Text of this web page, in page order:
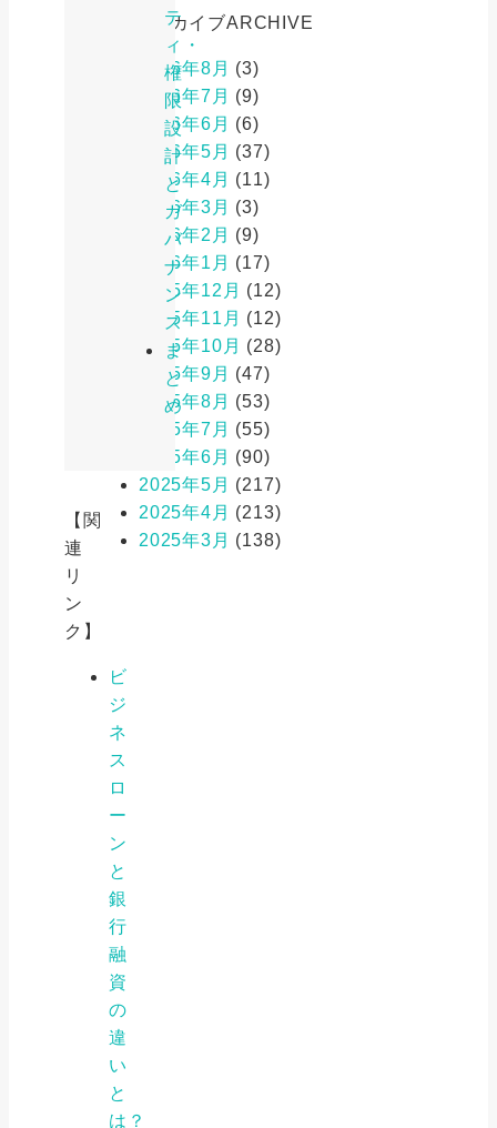
テ
ィ・
権
限
設
計
と
ガ
バ
ナ
ン
ス
ま
と
め
【関
連
リ
ン
ク】
ビ
ジ
ネ
ス
ロ
ー
ン
と
銀
行
融
資
の
違
い
と
は？
アーカイブARCHIVE
2026年8月 (3)
2026年7月 (9)
2026年6月 (6)
2026年5月 (37)
2026年4月 (11)
2026年3月 (3)
2026年2月 (9)
2026年1月 (17)
2025年12月 (12)
2025年11月 (12)
2025年10月 (28)
2025年9月 (47)
2025年8月 (53)
2025年7月 (55)
2025年6月 (90)
2025年5月 (217)
2025年4月 (213)
2025年3月 (138)